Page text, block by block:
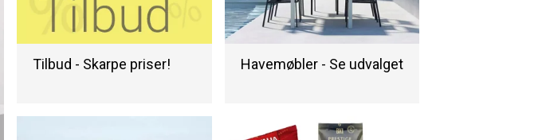
Tilbud - Skarpe priser! Havemøbler - Se udvalget